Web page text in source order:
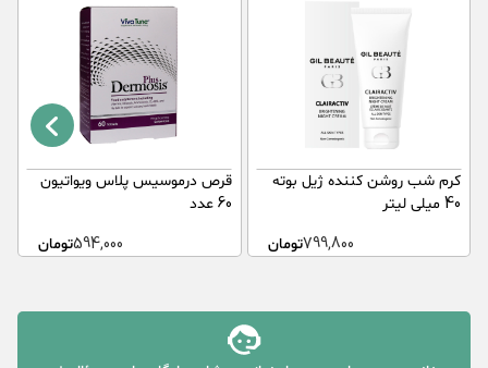
کرم شب روشن کننده ژیل بوته
40 میلی لیتر
799,800تومان
قرص درموسیس پلاس ویواتیون
60 عدد
594,000تومان